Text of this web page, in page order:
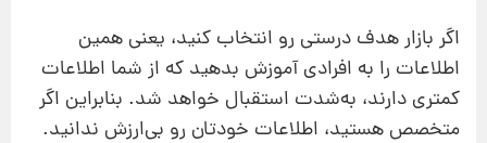
اگر بازار هدف درستی رو انتخاب كنید، یعنی همین
اطلاعات را به افرادی آموزش بدهید كه از شما اطلاعات
كمتری دارند، به‌شدت استقبال خواهد شد. بنابراین اگر
متخصص هستید، اطلاعات خودتان رو بی‌ارزش ندانید.